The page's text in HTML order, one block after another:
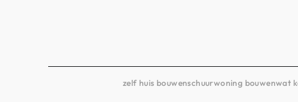
zelf huis bouwenschuurwoning bouwenwat